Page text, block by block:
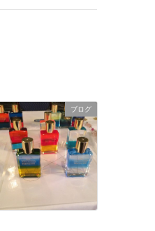
ブログ